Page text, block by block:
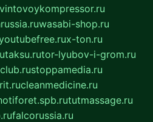
vintovoykompressor.ru
wasabi-shop.ru
x-ton.ru
taksu.rutor-lyubov-i-grom.ru
stoppamedia.ru
cleanmedicine.ru
tutmassage.ru
falcorussia.ru